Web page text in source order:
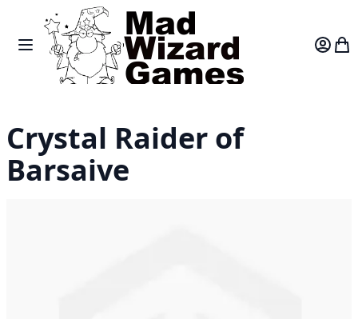
Skip to Content
Toggle Nav
Crystal Raider of
Barsaive